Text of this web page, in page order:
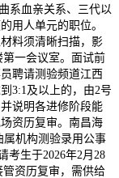
系血亲关系、三代以
用人单元的职位。
料须清晰扫描，影
一会议室。面试前
聘请测验频道江西
3:1及以上的，由2号
说明各进修阶段能
资历复审。南昌海
属机构测验录用公事
考生于2026年2月28
管资历复审，需供给